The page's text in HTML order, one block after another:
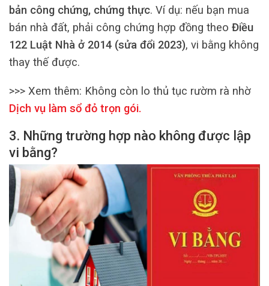
bản công chứng, chứng thực. Ví dụ: nếu bạn mua
bán nhà đất, phải công chứng hợp đồng theo Điều
122 Luật Nhà ở 2014 (sửa đổi 2023), vi bằng không
thay thế được.
>>> Xem thêm: Không còn lo thủ tục rườm rà nhờ
Dịch vụ làm sổ đỏ trọn gói.
3. Những trường hợp nào không được lập
vi bằng?